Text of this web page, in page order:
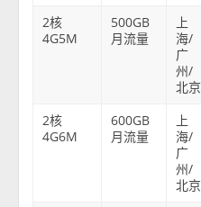
2核
4G5M
500GB
月流量
上
海/
广
州/
北京
2核
4G6M
600GB
月流量
上
海/
广
州/
北京